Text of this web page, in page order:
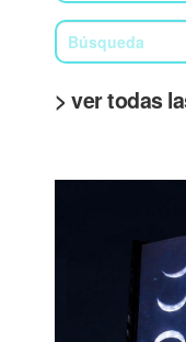
> ver todas